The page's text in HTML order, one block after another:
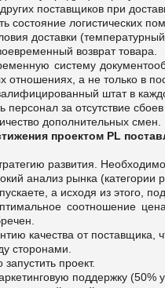
поставщиков при
состояние логистических
доставки
возврат товара.
систему
отношениях, а не только в
штат в
персонал за отсутствие сбоев
дополнительных смен.
проектом PL
развития.
анализ рынка (категории
а исходя из этого,
соотношение
качества от
сторонами.
проект.
поддержку (50%